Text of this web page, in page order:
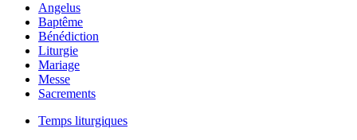
Angelus
Baptême
Bénédiction
Liturgie
Mariage
Messe
Sacrements
Temps liturgiques